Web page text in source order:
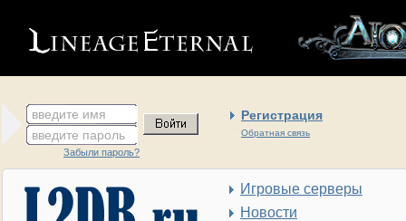
введите имя Регистрация
Обратная связь
введите пароль
Забыли пароль?
Игровые серверы
Новости